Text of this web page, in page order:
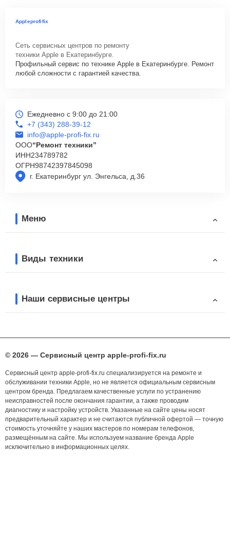
Appleprofifix
Сеть сервисных центров по ремонту
техники Apple в Екатеринбурге.
Профильный сервис по технике Apple в Екатеринбурге. Ремонт
любой сложности с гарантией качества.
г. Екатеринбург ул. Энгельса, д.36
Ежедневно с 9:00 до 21:00
+7 (343) 288-39-12
info@apple-profi-fix.ru
ООО“Ремонт техники”
ИНН234789782
ОГРН98742397845098
Меню
Виды техники
Наши сервисные центры
© 2026 — Сервисный центр apple-profi-fix.ru
Сервисный центр apple-profi-fix.ru специализируется на ремонте и
обслуживании техники Apple, но не является официальным сервисным
центром бренда. Предлагаем качественные услуги по устранению
неисправностей после окончания гарантии, а также проводим
диагностику и настройку устройств. Указанные на сайте цены носят
предварительный характер и не считаются публичной офертой — точную
стоимость уточняйте у наших мастеров по номерам телефонов,
размещённым на сайте. Мы используем название бренда Apple
исключительно в информационных целях.